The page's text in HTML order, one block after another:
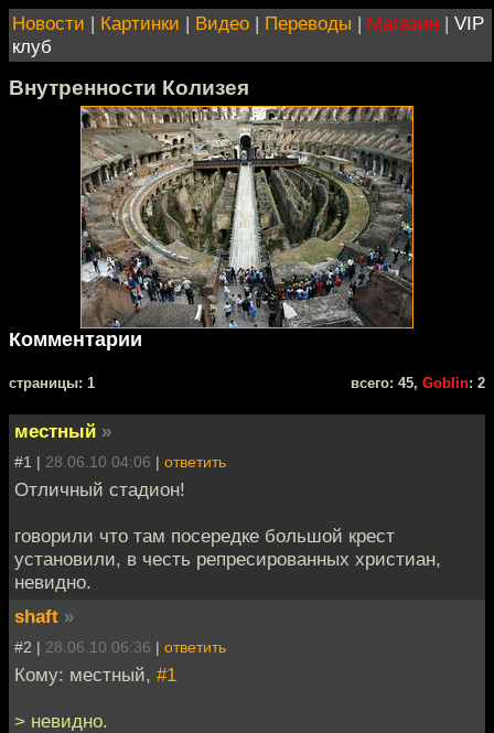
Новости | Картинки | Видео | Переводы | Магазин | VIP
клуб
Внутренности Колизея
Комментарии
cтраницы: 1 всего: 45, Goblin: 2
местный »
#1 | 28.06.10 04:06 | ответить
Отличный стадион!
говорили что там посередке большой крест
установили, в честь репресированных христиан,
невидно.
shaft »
#2 | 28.06.10 06:36 | ответить
Кому: местный, #1
> невидно.